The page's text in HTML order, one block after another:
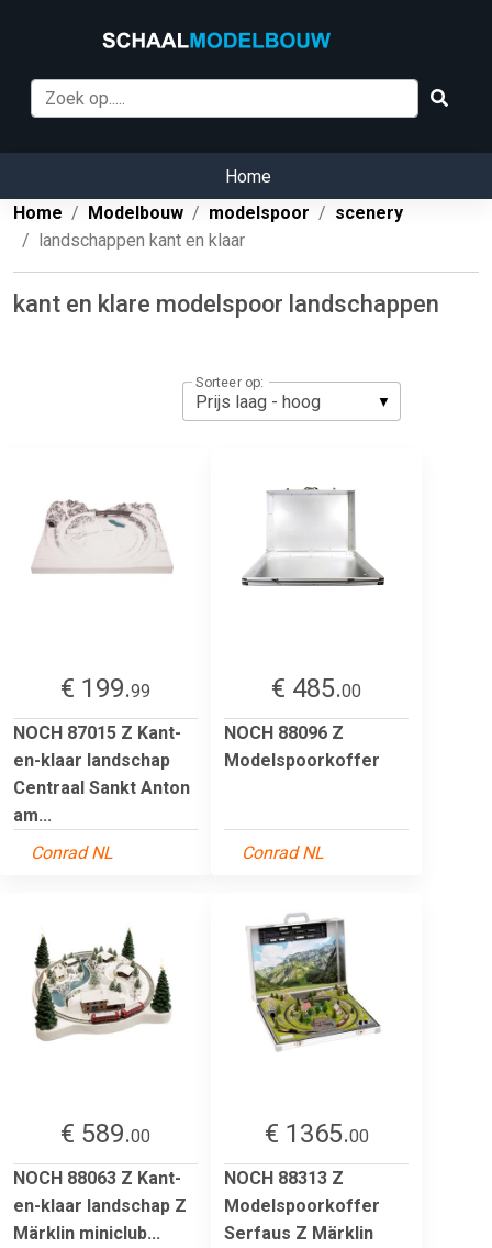
Home
Home
Modelbouw modelspoor
scenery
landschappen kant en klaar
kant en klare modelspoor landschappen
Sorteer op:
€ 199.99
NOCH 87015 Z Kant-
en-klaar landschap
Centraal Sankt Anton
am...
Conrad NL
€ 485.00
NOCH 88096 Z
Modelspoorkoffer
Conrad NL
€ 589.00
NOCH 88063 Z Kant-
en-klaar landschap Z
Märklin miniclub...
€ 1365.00
NOCH 88313 Z
Modelspoorkoffer
Serfaus Z Märklin